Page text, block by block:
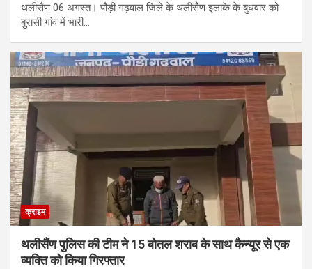
थलीसैण 06 अगस्त। पौड़ी गढ़वाल जिले के थलीसैण इलाके के बुधवार को
बुरासी गांव में भारी…
क्राइम
थलीसैंण पुलिस की टीम ने 15 बोतल शराब के साथ कैन्यूर से एक
व्यक्ति को किया गिरफ्तार